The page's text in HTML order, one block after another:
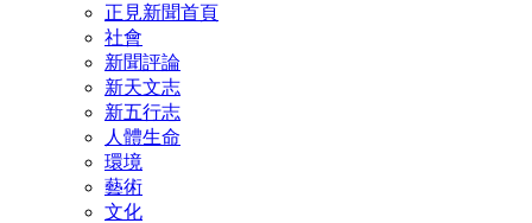
正見新聞首頁
社會
新聞評論
新天文志
新五行志
人體生命
環境
藝術
文化